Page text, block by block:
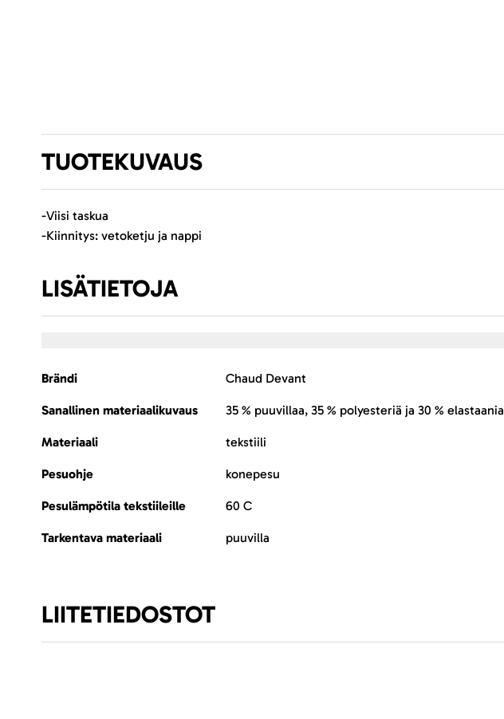
TUOTEKUVAUS
-Viisi taskua
-Kiinnitys: vetoketju ja nappi
LISÄTIETOJA
Lisätietoja
Brändi Chaud Devant
Sanallinen materiaalikuvaus 35 % puuvillaa, 35 % polyesteriä ja 30 % elastaania
Materiaali tekstiili
Pesuohje konepesu
Pesulämpötila tekstiileille 60 C
Tarkentava materiaali puuvilla
LIITETIEDOSTOT